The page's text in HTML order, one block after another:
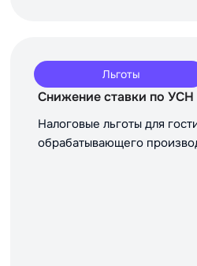
Льготы
Снижение ставки по УСН
Налоговые льготы для
обрабатывающего